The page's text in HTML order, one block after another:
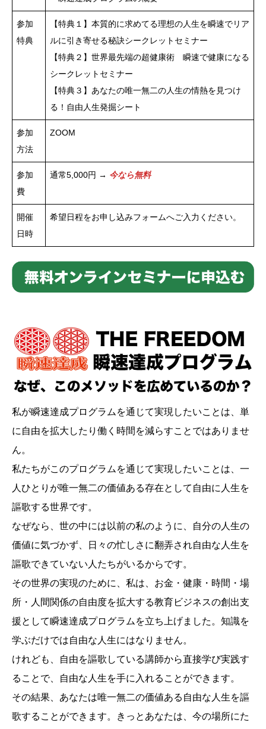
参加
特典
【特典１】本質的に求めてる理想の人生を瞬速でリア
ルに引き寄せる秘訣シークレットセミナー
【特典２】世界最先端の超健康術 瞬速で健康になる
シークレットセミナー
【特典３】あなたの唯一無二の人生の情熱を見つけ
る！自由人生発掘シート
参加
方法
ZOOM
参加
費
通常5,000円 → 今なら無料
開催
日時
希望日程をお申し込みフォームへご入力ください。
私が瞬速達成プログラムを通じて実現したいことは、単
に自由を拡大したり働く時間を減らすことではありませ
ん。
私たちがこのプログラムを通じて実現したいことは、一
人ひとりが唯一無二の価値ある存在として自由に人生を
謳歌する世界です。
なぜなら、世の中には以前の私のように、自分の人生の
価値に気づかず、日々の忙しさに翻弄され自由な人生を
謳歌できていない人たちがいるからです。
その世界の実現のために、私は、お金・健康・時間・場
所・人間関係の自由度を拡大する教育ビジネスの創出支
援として瞬速達成プログラムを立ち上げました。知識を
学ぶだけでは自由な人生にはなりません。
けれども、自由を謳歌している講師から直接学び実践す
ることで、自由な人生を手に入れることができます。
その結果、あなたは唯一無二の価値ある自由な人生を謳
歌することができます。きっとあなたは、今の場所にた